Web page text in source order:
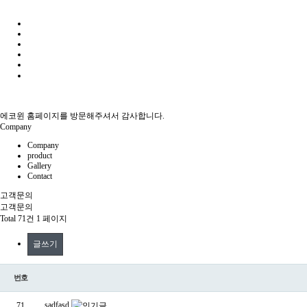
에코윈 홈페이지를 방문해주셔서 감사합니다.
Company
Company
product
Gallery
Contact
고객문의
고객문의
Total 71건 1 페이지
글쓰기
번호
sadfasd